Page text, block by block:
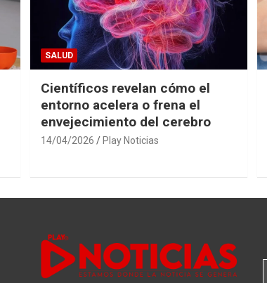
SALUD
Científicos revelan cómo el
entorno acelera o frena el
envejecimiento del cerebro
14/04/2026 Play Noticias